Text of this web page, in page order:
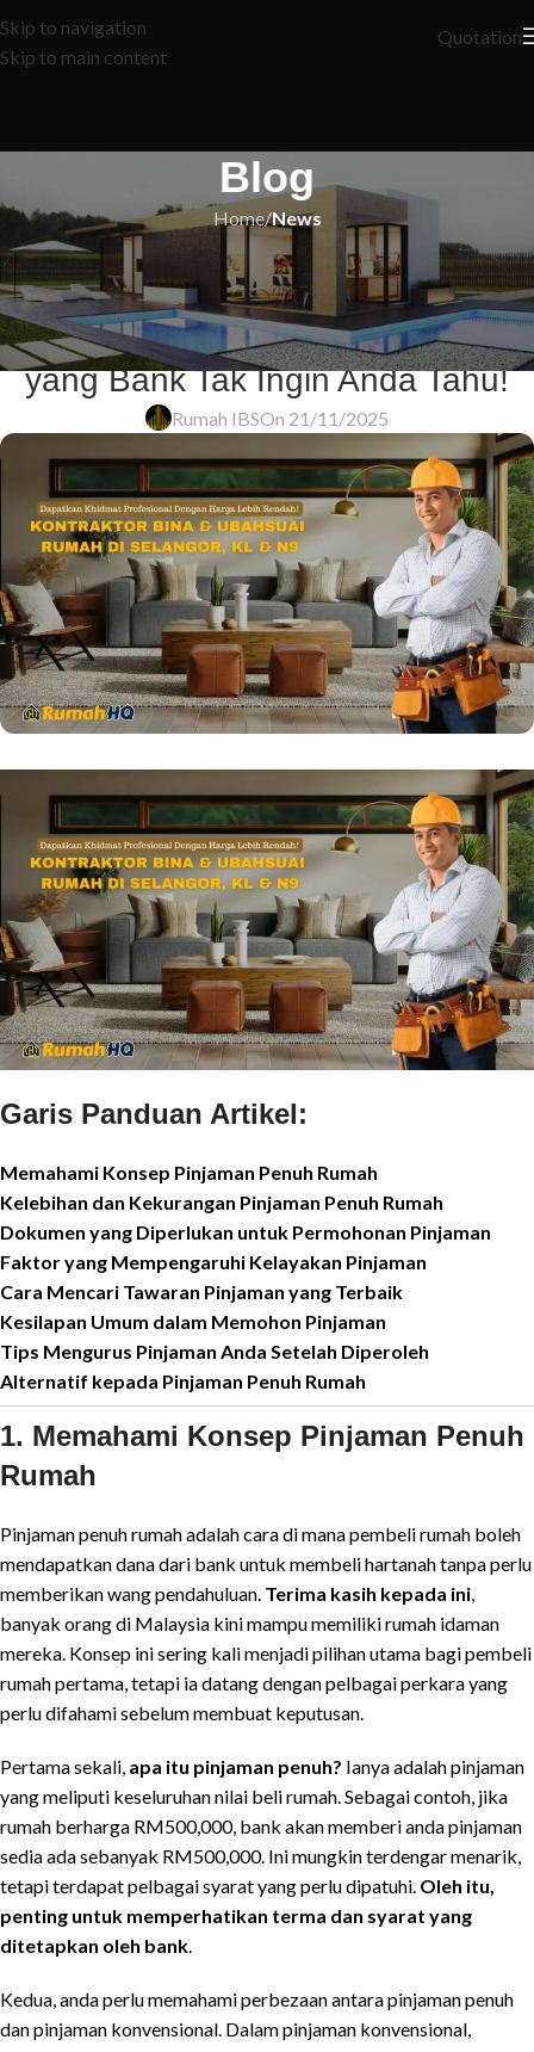
Skip to navigation
Skip to main content
Quotation
Blog
Home/News
NEWS
5 Rahsia Penuh Mengenai
Pinjaman Penuh Rumah Pertama
yang Bank Tak Ingin Anda Tahu!
Rumah IBSOn 21/11/2025
Garis Panduan Artikel:
Memahami Konsep Pinjaman Penuh Rumah
Kelebihan dan Kekurangan Pinjaman Penuh Rumah
Dokumen yang Diperlukan untuk Permohonan Pinjaman
Faktor yang Mempengaruhi Kelayakan Pinjaman
Cara Mencari Tawaran Pinjaman yang Terbaik
Kesilapan Umum dalam Memohon Pinjaman
Tips Mengurus Pinjaman Anda Setelah Diperoleh
Alternatif kepada Pinjaman Penuh Rumah
1. Memahami Konsep Pinjaman Penuh
Rumah
Pinjaman penuh rumah adalah cara di mana pembeli rumah boleh
mendapatkan dana dari bank untuk membeli hartanah tanpa perlu
memberikan wang pendahuluan. Terima kasih kepada ini
banyak orang di Malaysia kini mampu memiliki rumah idaman
mereka. Konsep ini sering kali menjadi pilihan utama bagi pembeli
rumah pertama, tetapi ia datang dengan pelbagai perkara yang
perlu difahami sebelum membuat keputusan.
Pertama sekali, apa itu pinjaman penuh? Ianya adalah pinjaman
yang meliputi keseluruhan nilai beli rumah. Sebagai contoh, jika
rumah berharga RM500,000, bank akan memberi anda pinjaman
sedia ada sebanyak RM500,000. Ini mungkin terdengar menarik,
tetapi terdapat pelbagai syarat yang perlu dipatuhi. Oleh itu,
penting untuk memperhatikan terma dan syarat yang
ditetapkan oleh bank
Kedua, anda perlu memahami perbezaan antara pinjaman penuh
dan pinjaman konvensional. Dalam pinjaman konvensional,